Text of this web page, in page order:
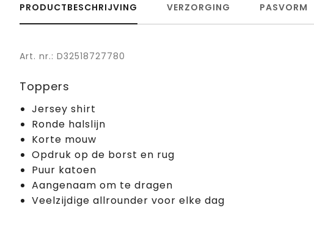
PRODUCTBESCHRIJVING
VERZORGING
PASVORM
Art. nr.: D32518727780
Toppers
Jersey shirt
Ronde halslijn
Korte mouw
Opdruk op de borst en rug
Puur katoen
Aangenaam om te dragen
Veelzijdige allrounder voor elke dag